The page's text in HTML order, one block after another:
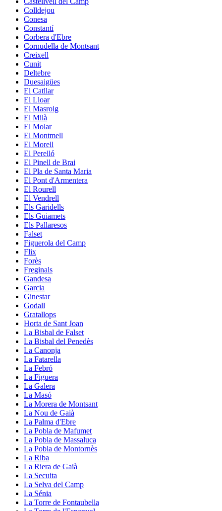
Colldejou
Conesa
Constantí
Corbera d'Ebre
Cornudella de Montsant
Creixell
Cunit
Deltebre
Duesaigües
El Catllar
El Lloar
El Masroig
El Milà
El Molar
El Montmell
El Morell
El Perelló
El Pinell de Brai
El Pla de Santa Maria
El Pont d'Armentera
El Rourell
El Vendrell
Els Garidells
Els Guiamets
Els Pallaresos
Falset
Figuerola del Camp
Flix
Forès
Freginals
Gandesa
Garcia
Ginestar
Godall
Gratallops
Horta de Sant Joan
La Bisbal de Falset
La Bisbal del Penedès
La Canonja
La Fatarella
La Febró
La Figuera
La Galera
La Masó
La Morera de Montsant
La Nou de Gaià
La Palma d'Ebre
La Pobla de Mafumet
La Pobla de Massaluca
La Pobla de Montornès
La Riba
La Riera de Gaià
La Secuita
La Selva del Camp
La Sénia
La Torre de Fontaubella